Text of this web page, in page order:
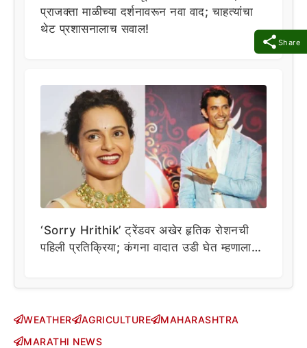
Share
प्राजक्ता माळीच्या दर्शनावरून नवा वाद; चाहत्यांचा
थेट प्रशासनालाच सवाल!
‘Sorry Hrithik’ ट्रेंडवर अखेर हृतिक रोशनची
पहिली प्रतिक्रिया; कंगना वादात उडी घेत म्हणाला…
WEATHER AGRICULTURE
MAHARASHTRA
MARATHI NEWS